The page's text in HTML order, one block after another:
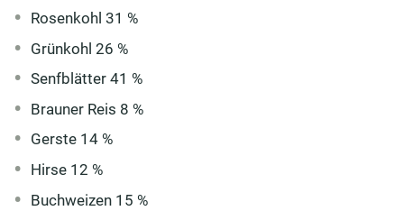
Rosenkohl 31 %
Grünkohl 26 %
Senfblätter 41 %
Brauner Reis 8 %
Gerste 14 %
Hirse 12 %
Buchweizen 15 %